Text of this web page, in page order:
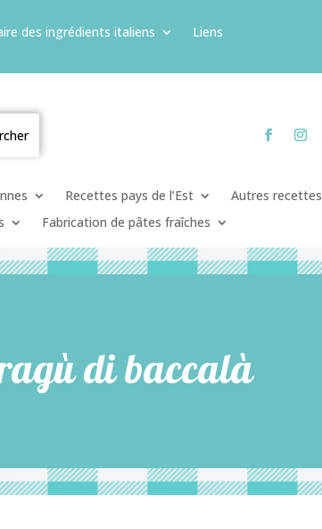
des ingrédients italiens Liens
Recettes pays de l’Est
Autres recettes
Fabrication de pâtes fraîches
di baccalà